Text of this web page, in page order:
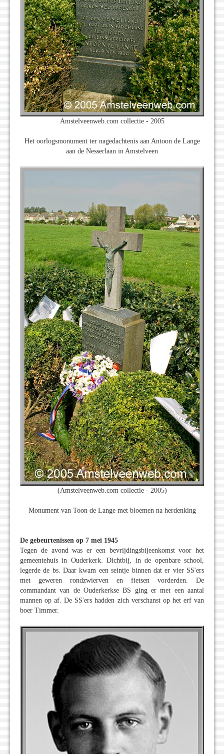
Amstelveenweb.com collectie - 2005
Het oorlogsmonument ter nagedachtenis aan Antoon de Lange
aan de Nesserlaan in Amstelveen
(Amstelveenweb.com collectie - 2005)
Monument van Toon de Lange met bloemen na herdenking
De gebeurtenissen op 7 mei 1945
Tegen de avond was er een bevrijdingsbijeenkomst voor het
gemeentehuis in Ouderkerk. Dichtbij, in de openbare school,
legerde de bs. Daar kwam een seintje binnen dat er vier SS'ers
met geweren rondzwierven en fietsen vorderden. De
commandant van de Ouderkerkse BS ging er met een aantal
mannen op af. De SS'ers hadden zich verschanst op het erf van
boer Timmer.